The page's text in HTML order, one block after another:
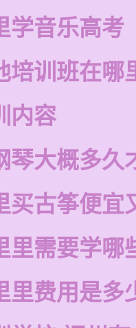
学音乐高考
培训班在哪
内容
琴大概多久
买古筝便宜
里需要学哪
里费用是多